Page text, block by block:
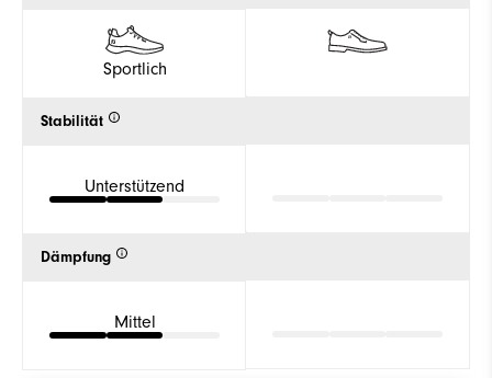
Sportlich
Stabilität
Unterstützend
Dämpfung
Mittel